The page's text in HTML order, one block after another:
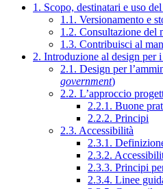
1. Scopo, destinatari e uso
1.1. Versionamento e
1.2. Consultazione del
1.3. Contribuisci al
2. Introduzione al design per
2.1. Design per
government)
2.2. L’approccio
2.2.1. Buone
2.2.2. Principi
2.3. Accessibilità
2.3.1.
2.3.2.
2.3.3. Principi
2.3.4. Linee